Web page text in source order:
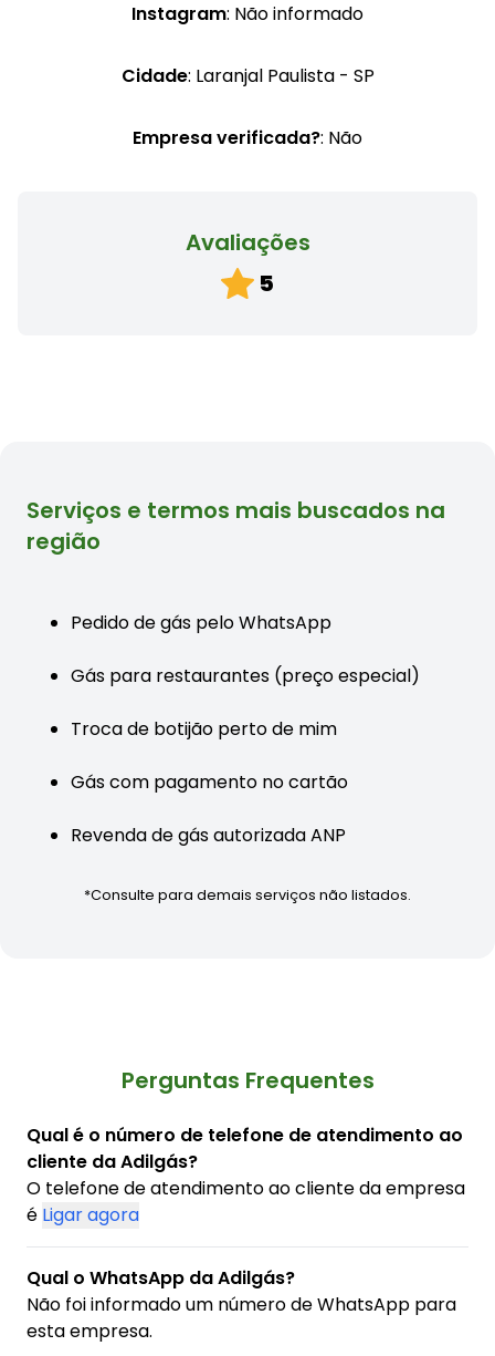
Instagram: Não informado
Cidade: Laranjal Paulista - SP
Empresa verificada?: Não
Avaliações
5
Serviços e termos mais buscados na
região
Pedido de gás pelo WhatsApp
Gás para restaurantes (preço especial)
Troca de botijão perto de mim
Gás com pagamento no cartão
Revenda de gás autorizada ANP
*Consulte para demais serviços não listados.
Perguntas Frequentes
Qual é o número de telefone de atendimento ao
cliente da Adilgás?
O telefone de atendimento ao cliente da empresa
é Ligar agora
Qual o WhatsApp da Adilgás?
Não foi informado um número de WhatsApp para
esta empresa.